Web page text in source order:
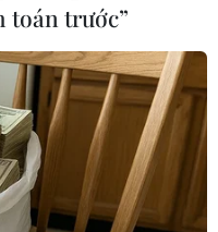
(Vietnam+)
toán trước”